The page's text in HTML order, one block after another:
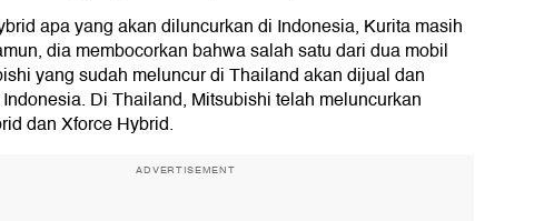
apa yang akan diluncurkan di Indonesia, Kurita masih
dia membocorkan bahwa salah satu dari dua mobil
yang sudah meluncur di Thailand akan dijual dan
Di Thailand, Mitsubishi telah meluncurkan
dan Xforce Hybrid.
ADVERTISEMENT